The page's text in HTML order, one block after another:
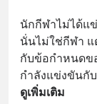
นักกีฬาไม่ได้แ
นั่นไม่ใช่กีฬา
กับข้อกำหนดข
กำลังแข่งขันกั
ดูเพิ่มเติม